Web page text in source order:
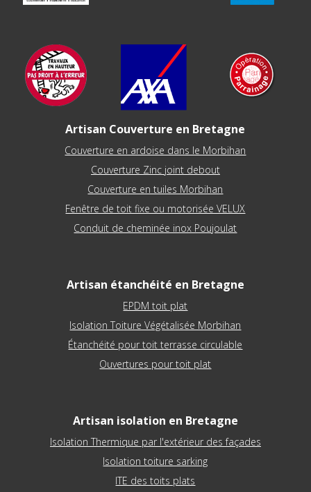
Artisan Couverture en Bretagne
Couverture en ardoise dans le Morbihan
Couverture Zinc joint debout
Couverture en tuiles Morbihan
Fenêtre de toit fixe ou motorisée VELUX
Conduit de cheminée inox Poujoulat
Artisan étanchéité en Bretagne
EPDM toit plat
Isolation Toiture Végétalisée Morbihan
Étanchéité pour toit terrasse circulable
Ouvertures pour toit plat
Artisan isolation en Bretagne
Isolation Thermique par l'extérieur des façades
Isolation toiture sarking
ITE des toits plats